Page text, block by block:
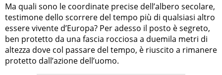
Ma quali sono le coordinate precise dell’albero secolare,
testimone dello scorrere del tempo più di qualsiasi altro
essere vivente d’Europa? Per adesso il posto è segreto,
ben protetto da una fascia rocciosa a duemila metri di
altezza dove col passare del tempo, è riuscito a rimanere
protetto dall’azione dell’uomo.